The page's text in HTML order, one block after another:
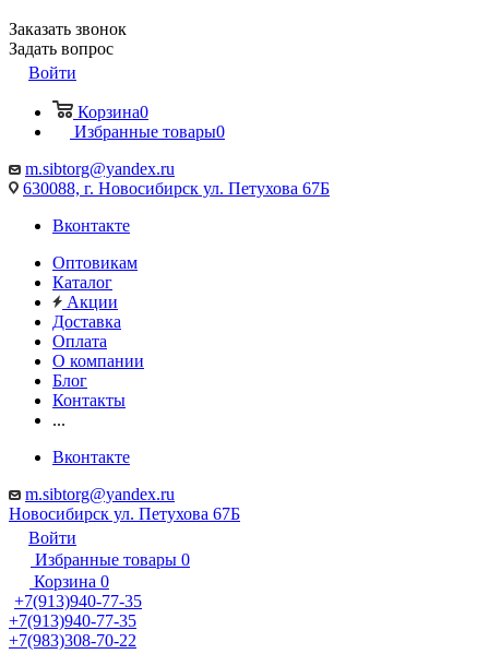
Заказать звонок
Задать вопрос
Войти
Корзина0
Избранные товары0
m.sibtorg@yandex.ru
630088, г. Новосибирск ул. Петухова 67Б
Вконтакте
Оптовикам
Каталог
Акции
Доставка
Оплата
О компании
Блог
Контакты
...
Вконтакте
m.sibtorg@yandex.ru
Новосибирск ул. Петухова 67Б
Войти
Избранные товары 0
Корзина 0
+7(913)940-77-35
+7(913)940-77-35
+7(983)308-70-22